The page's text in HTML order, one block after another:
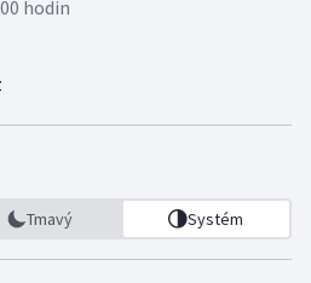
hodin
Tmavý Systém